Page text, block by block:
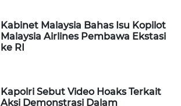
Kabinet Malaysia Bahas Isu Kopilot
Malaysia Airlines Pembawa Ekstasi
ke RI
Kapolri Sebut Video Hoaks Terkait
Aksi Demonstrasi Dalam